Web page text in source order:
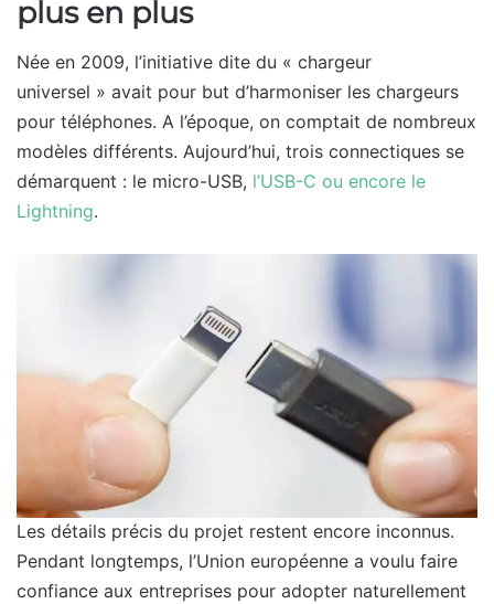
plus en plus
Née en 2009, l’initiative dite du « chargeur
universel » avait pour but d’harmoniser les chargeurs
pour téléphones. A l’époque, on comptait de nombreux
modèles différents. Aujourd’hui, trois connectiques se
démarquent : le micro-USB, l’USB-C ou encore le
Lightning.
Les détails précis du projet restent encore inconnus.
Pendant longtemps, l’Union européenne a voulu faire
confiance aux entreprises pour adopter naturellement